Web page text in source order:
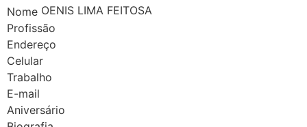
Nome OENIS LIMA FEITOSA
Profissão
Endereço
Celular
Trabalho
E-mail
Aniversário